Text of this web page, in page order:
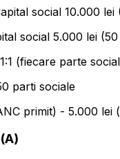
social 10.000
social 5.000 lei
(fiecare parte
parti sociale
primit) - 5.000 lei